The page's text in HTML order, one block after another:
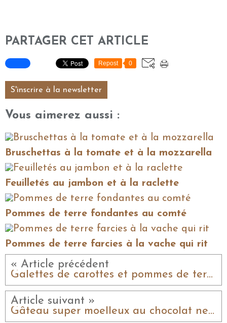
PARTAGER CET ARTICLE
Repost 0
S'inscrire à la newsletter
Vous aimerez aussi :
Bruschettas à la tomate et à la mozzarella
Feuilletés au jambon et à la raclette
Pommes de terre fondantes au comté
Pommes de terre farcies à la vache qui rit
« Article précédent
Galettes de carottes et pommes de terre au mascarpone
Article suivant »
Gâteau super moelleux au chocolat nesquik